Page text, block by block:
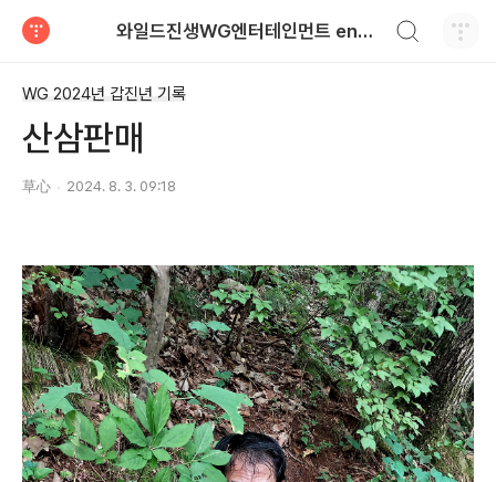
와일드진생WG엔터테인먼트 entertainment
WG 2024년 갑진년 기록
산삼판매
草心 2024. 8. 3. 09:18